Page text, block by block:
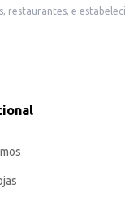
que buscam uma
e restaurantes, além